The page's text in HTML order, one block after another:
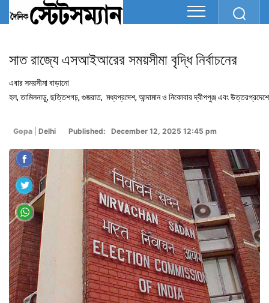
সাত রাজ্যে এসআইআরের সময়সীমা বৃদ্ধি নির্বাচনের
এবার সময়সীমা বাড়ানো
হল, তামিলনাড়ু, ছত্তিশগঢ়, গুজরাত, মধ্যপ্রদেশ, আন্দামান ও নিকোবার দ্বীপপুঞ্জ এবং উত্তরপ্রদেশে
Gopa Delhi Published: December 12, 2025 12:45 pm